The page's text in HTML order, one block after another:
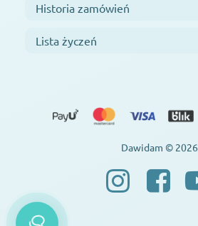
Historia zamówień
Lista życzeń
Dawidam © 2026